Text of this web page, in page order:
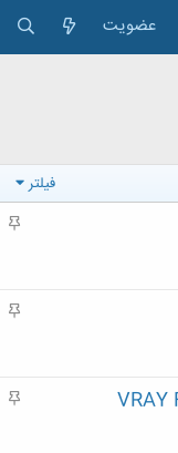
عضویت
فیلتر
م
م
م